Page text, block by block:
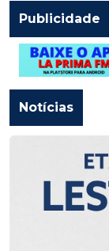
Publicidade
Notícias